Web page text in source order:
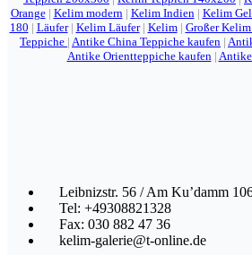
Orange| Kelim modern| Kelim Indien| Kelim
180 | Läufer| Kelim Läufer| Kelim| Großer
Teppiche | Antike China Teppiche kaufen |
Antike Orientteppiche kaufen|
Leibnizstr. 56 / Am Ku’damm
Tel: +49308821328
Fax: 030 882 47 36
kelim-galerie@t-online.de